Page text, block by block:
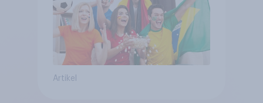
Artikel